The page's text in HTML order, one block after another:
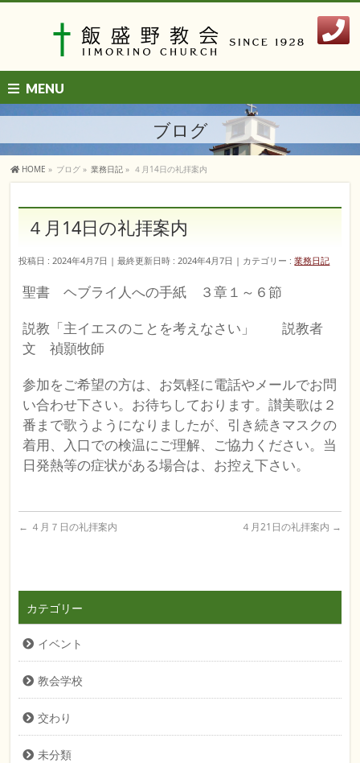
MENU
ブログ
HOME » ブログ » 業務日記 » ４月14日の礼拝案内
４月14日の礼拝案内
投稿日 : 2024年4月7日 最終更新日時 : 2024年4月7日 カテゴリー :業務日記
聖書 ヘブライ人への手紙 ３章１～６節
説教「主イエスのことを考えなさい」 説教者
文 禎顥牧師
参加をご希望の方は、お気軽に電話やメールでお問
い合わせ下さい。お待ちしております。讃美歌は２
番まで歌うようになりましたが、引き続きマスクの
着用、入口での検温にご理解、ご協力ください。当
日発熱等の症状がある場合は、お控え下さい。
← ４月７日の礼拝案内 ４月21日の礼拝案内 →
カテゴリー
イベント
教会学校
交わり
未分類